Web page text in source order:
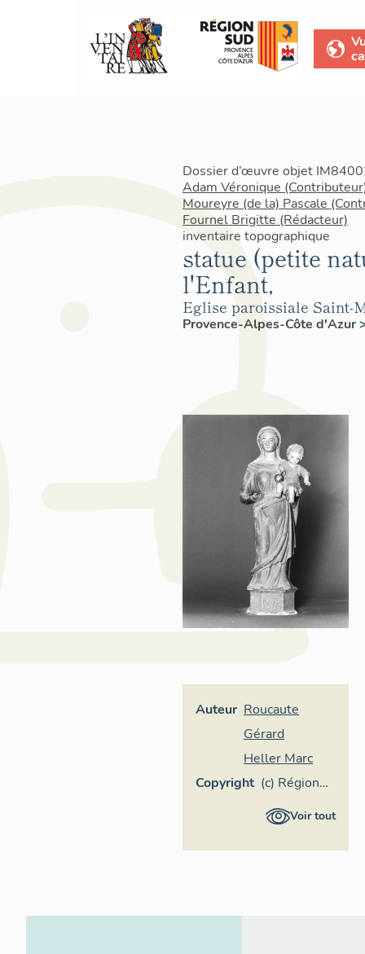
Dossier d’œuvre objet
Adam Véronique
Moureyre (de la) Pascale
Fournel Brigitte (Rédacteur)
inventaire topographique
statue (petite
l'Enfant,
Eglise paroissiale Saint-
Provence-Alpes-Côte d'Azur
Auteur Roucaute
Gérard
Heller Marc
Copyright (c) Région
Provence-
d'Azur -
Voir tout